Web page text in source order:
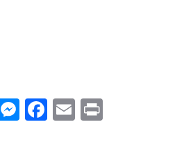
SkypeMessenger
Facebook
Email